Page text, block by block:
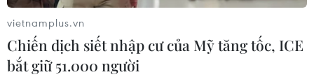
Indonesia
04/08/2026 04:16
Tuyển thủ Indonesia cúi đầu thành
vietnamplus.vn
Chiến dịch siết nhập cư của Mỹ tăng tốc, ICE
bắt giữ 51.000 người